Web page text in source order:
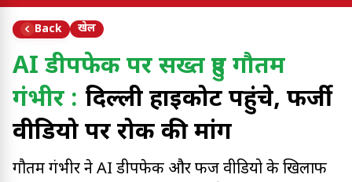
Back खेल
AI डीपफेक पर सख्त हुए गौतम
गंभीर : दिल्ली हाईकोर्ट पहुंचे, फर्जी
वीडियो पर रोक की मांग
गौतम गंभीर ने AI डीपफेक और फर्जी वीडियो के खिलाफ